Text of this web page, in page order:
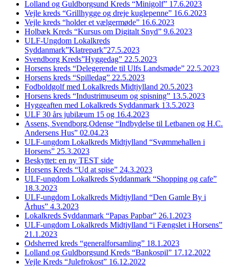
Lolland og Guldborgsund Kreds “Minigolf” 17.6.2023
Vejle kreds “Grillhygge og dreje kuglepenne” 16.6.2023
Vejle kreds “holder et vælgermøde” 16.6.2023
Holbæk Kreds “Kursus om Digitalt Snyd” 9.6.2023
ULF-Ungdom Lokalkreds
Syddanmark”Klatrepark”27.5.2023
Svendborg Kreds”Hyggedag” 22.5.2023
Horsens kreds “Delegerende til Ulfs Landsmøde” 22.5.2023
Horsens kreds “Spilledag” 22.5.2023
Fodboldgolf med Lokalkreds Midtjylland 20.5.2023
Horsens kreds “Industrimuseum og spisning” 13.5.2023
Hyggeaften med Lokalkreds Syddanmark 13.5.2023
ULF 30 års jubilæum 15 og 16.4.2023
Assens, Svendborg,Odense “Indbydelse til Letbanen og H.C.
Andersens Hus” 02.04.23
ULF-ungdom Lokalkreds Midtjylland “Svømmehallen i
Horsens” 25.3.2023
Beskyttet: en ny TEST side
Horsens Kreds “Ud at spise” 24.3.2023
ULF-ungdom Lokalkreds Syddanmark “Shopping og cafe”
18.3.2023
ULF-ungdom Lokalkreds Midtjylland “Den Gamle By i
Århus” 4.3.2023
Lokalkreds Syddanmark “Papas Papbar” 26.1.2023
ULF-ungdom Lokalkreds Midtjylland “i Fængslet i Horsens”
21.1.2023
Odsherred kreds “generalforsamling” 18.1.2023
Lolland og Guldborgsund Kreds “Bankospil” 17.12.2022
Vejle Kreds “Julefrokost” 16.12.2022